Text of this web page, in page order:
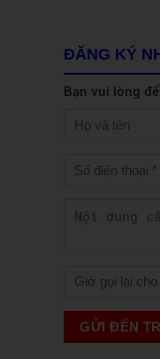
ĐĂNG KÝ
Bạn vui lòng
GỬI ĐẾN